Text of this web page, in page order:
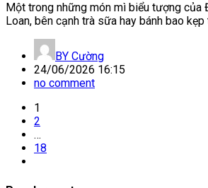
Một trong những món mì biểu tượng
Loan, bên cạnh trà sữa hay bánh bao
BY Cường
24/06/2026 16:15
no comment
1
2
…
18